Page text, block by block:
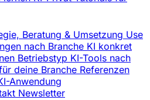
Beratung & Umsetzung Use
nach Branche KI konkret
Betriebstyp KI-Tools nach
deine Branche Referenzen
Anwendung
Newsletter